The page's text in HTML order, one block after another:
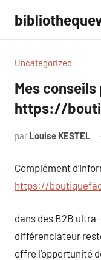
contenu
Uncategorized
Mes conseils
https://
par Louise KESTEL
Complément
https://
dans des B2B
différenciateur
offre l’opportunité